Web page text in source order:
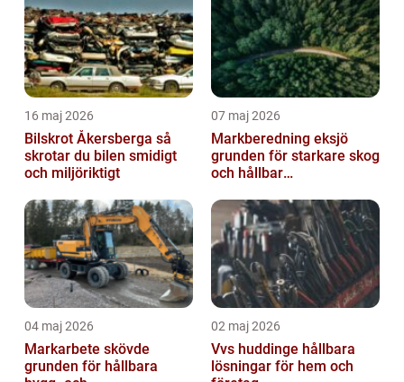
16 maj 2026
Bilskrot Åkersberga så
skrotar du bilen smidigt
och miljöriktigt
07 maj 2026
Markberedning eksjö
grunden för starkare skog
och hållbar
04 maj 2026
Markarbete skövde
grunden för hållbara
02 maj 2026
Vvs huddinge hållbara
lösningar för hem och